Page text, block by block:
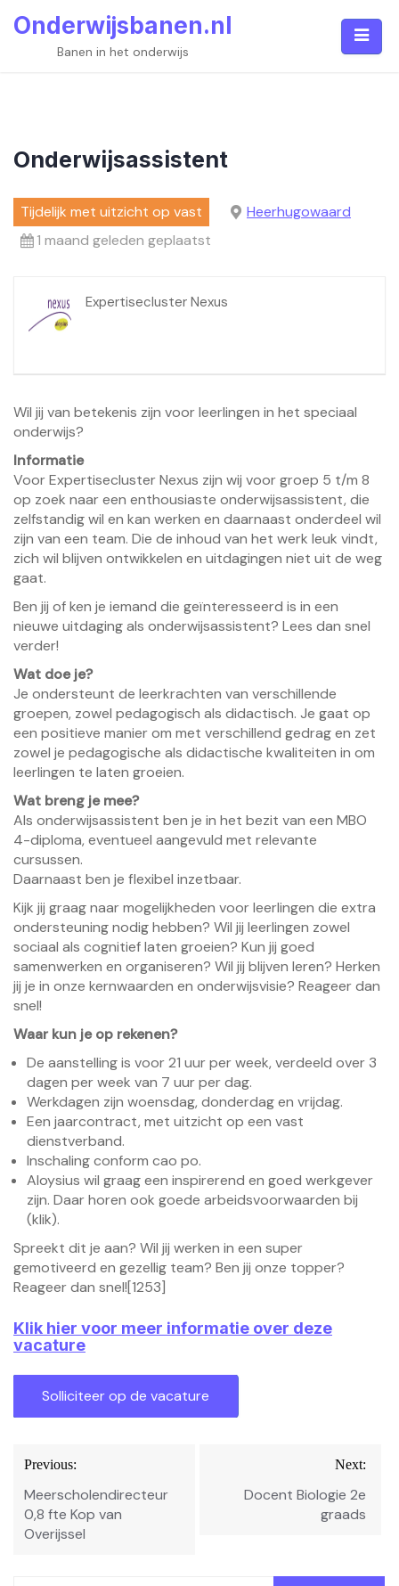
Onderwijsbanen.nl
Banen in het onderwijs
Onderwijsassistent
Tijdelijk met uitzicht op vast
Heerhugowaard
1 maand geleden geplaatst
Expertisecluster Nexus
Wil jij van betekenis zijn voor leerlingen in het speciaal
onderwijs?
Informatie
Voor Expertisecluster Nexus zijn wij voor groep 5 t/m 8
op zoek naar een enthousiaste onderwijsassistent, die
zelfstandig wil en kan werken en daarnaast onderdeel wil
zijn van een team. Die de inhoud van het werk leuk vindt,
zich wil blijven ontwikkelen en uitdagingen niet uit de weg
gaat.
Ben jij of ken je iemand die geïnteresseerd is in een
nieuwe uitdaging als onderwijsassistent? Lees dan snel
verder!
Wat doe je?
Je ondersteunt de leerkrachten van verschillende
groepen, zowel pedagogisch als didactisch. Je gaat op
een positieve manier om met verschillend gedrag en zet
zowel je pedagogische als didactische kwaliteiten in om
leerlingen te laten groeien.
Wat breng je mee?
Als onderwijsassistent ben je in het bezit van een MBO
4-diploma, eventueel aangevuld met relevante
cursussen.
Daarnaast ben je flexibel inzetbaar.
Kijk jij graag naar mogelijkheden voor leerlingen die extra
ondersteuning nodig hebben? Wil jij leerlingen zowel
sociaal als cognitief laten groeien? Kun jij goed
samenwerken en organiseren? Wil jij blijven leren? Herken
jij je in onze kernwaarden en onderwijsvisie? Reageer dan
snel!
Waar kun je op rekenen?
De aanstelling is voor 21 uur per week, verdeeld over 3
dagen per week van 7 uur per dag.
Werkdagen zijn woensdag, donderdag en vrijdag.
Een jaarcontract, met uitzicht op een vast
dienstverband.
Inschaling conform cao po.
Aloysius wil graag een inspirerend en goed werkgever
zijn. Daar horen ook goede arbeidsvoorwaarden bij
(klik).
Spreekt dit je aan? Wil jij werken in een super
gemotiveerd en gezellig team? Ben jij onze topper?
Reageer dan snel![1253]
Klik hier voor meer informatie over deze
vacature
Bericht
navigatie
Previous:
Meerscholendirecteur
0,8 fte Kop van
Overijssel
Next:
Docent Biologie 2e
graads